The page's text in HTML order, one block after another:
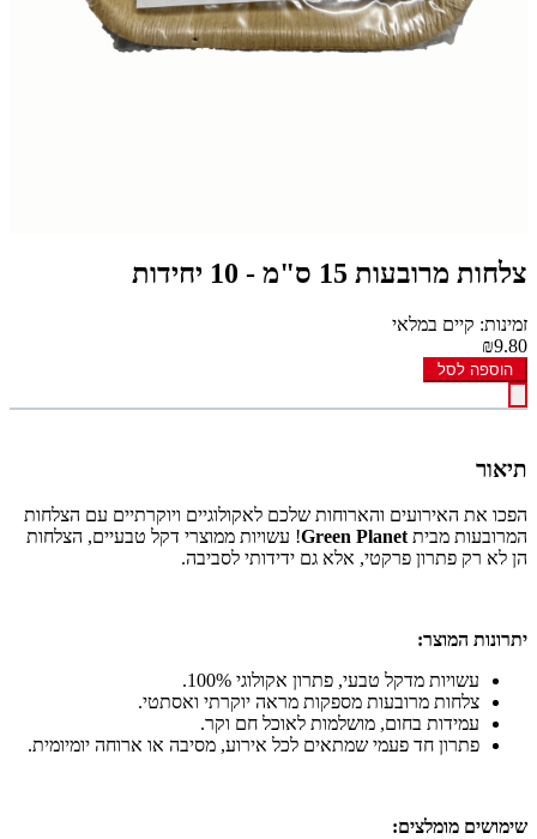
צלחות מרובעות 15 ס"מ - 10 יחידות
זמינות: קיים במלאי
₪9.80
הוספה לסל
תיאור
הפכו את האירועים והארוחות שלכם לאקולוגיים ויוקרתיים עם הצלחות
המרובעות מבית Green Planet! עשויות ממוצרי דקל טבעיים, הצלחות
הן לא רק פתרון פרקטי, אלא גם ידידותי לסביבה.
יתרונות המוצר:
עשויות מדקל טבעי, פתרון אקולוגי 100%.
צלחות מרובעות מספקות מראה יוקרתי ואסתטי.
עמידות בחום, מושלמות לאוכל חם וקר.
פתרון חד פעמי שמתאים לכל אירוע, מסיבה או ארוחה יומיומית.
שימושים מומלצים: